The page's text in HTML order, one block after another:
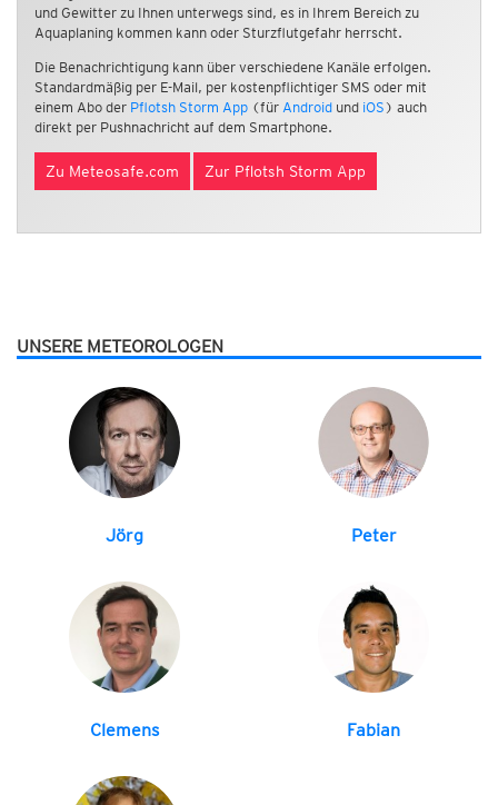
und Gewitter zu Ihnen unterwegs sind, es in Ihrem Bereich zu
Aquaplaning kommen kann oder Sturzflutgefahr herrscht.
Die Benachrichtigung kann über verschiedene Kanäle erfolgen.
Standardmäßig per E-Mail, per kostenpflichtiger SMS oder mit
einem Abo der Pflotsh Storm App (für Android und iOS ) auch
direkt per Pushnachricht auf dem Smartphone.
Zu Meteosafe.com Zur Pflotsh Storm App
UNSERE METEOROLOGEN
Jörg Peter
Clemens Fabian